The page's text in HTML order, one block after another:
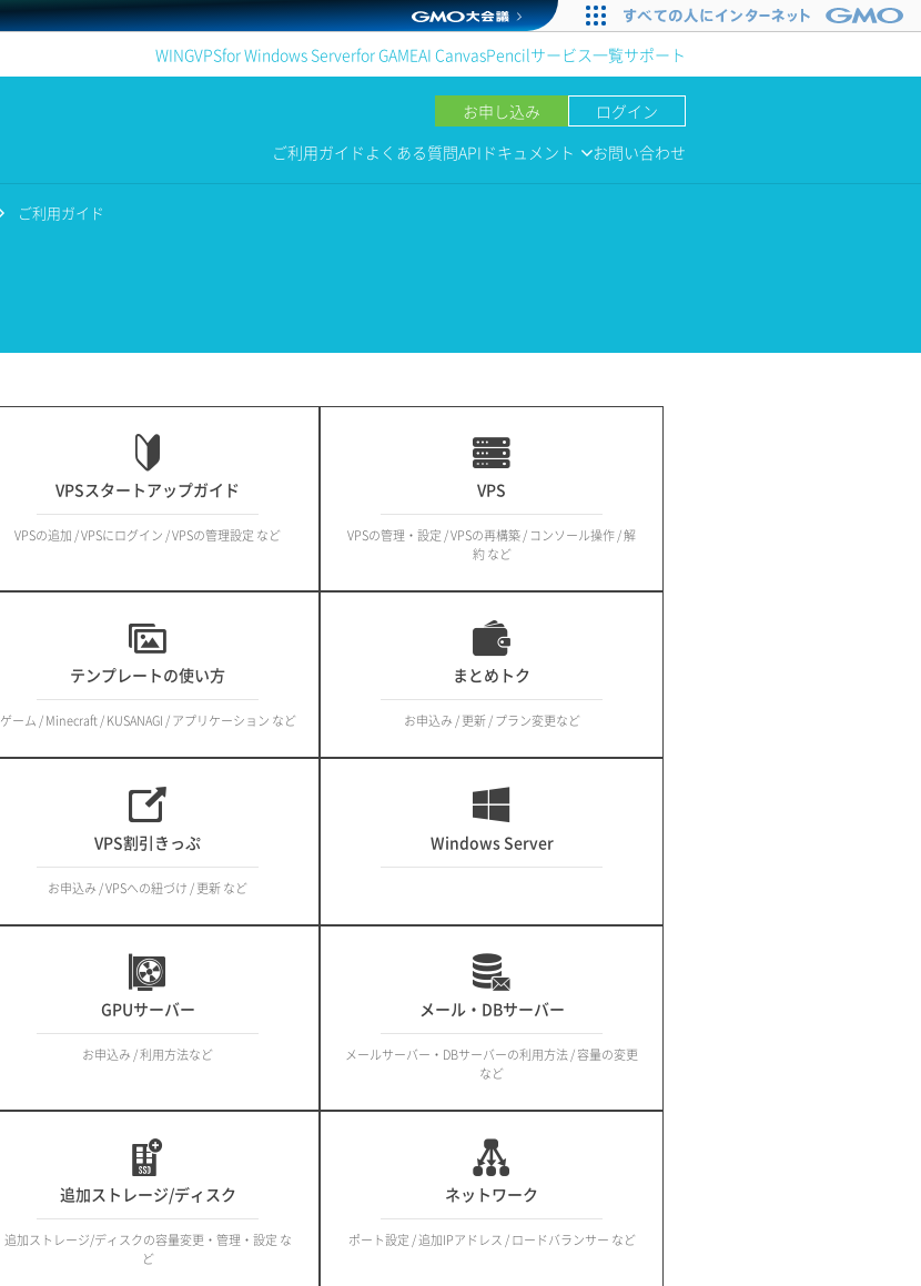
WINGVPSfor Windows Serverfor GAMEAI CanvasPencilサービス一覧サポート
お申し込み
ログイン
ご利用ガイド よくある質問APIドキュメント お問い合わせ
ご利用ガイド
VPSスタートアップガイド
VPSの追加 / VPSにログイン / VPSの管理設定 など
VPS
VPSの管理・設定 / VPSの再構築 / コンソール操作 / 解
約 など
テンプレートの使い方
ゲーム / Minecraft / KUSANAGI / アプリケーション など
まとめトク
お申込み / 更新 / プラン変更など
VPS割引きっぷ
お申込み / VPSへの紐づけ / 更新 など
Windows Server
GPUサーバー
お申込み / 利用方法など
メール・DBサーバー
メールサーバー・DBサーバーの利用方法 / 容量の変更
など
追加ストレージ/ディスク
追加ストレージ/ディスクの容量変更・管理・設定 な
ど
ネットワーク
ポート設定 / 追加IPアドレス / ロードバランサー など